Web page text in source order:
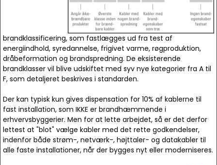
brandklassificering, som fastlægges ud fra test af
energiindhold, syredannelse, frigivet varme, røgproduktion,
dråbeformation og brandspredning. De eksisterende
brandklasser vil blive udskiftet med syv nye kategorier fra A til
F, som detaljeret beskrives i standarden.
Der kan typisk kun gives dispensation for 10% af kablerne til
fast installation, som IKKE er brandhæmmende i
erhvervsbyggerier. Men for at lette arbejdet, så er det derfor
lettest at "blot" vælge kabler med det rette godkendelser,
indenfor både strøm-, netværk-, højttaler- og datakabler til
alle faste installationer, når der bygges nyt eller moderniseres.